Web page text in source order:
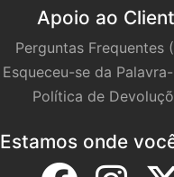
Apoio ao
Perguntas Frequentes
Esqueceu-se da
Política de
Estamos onde